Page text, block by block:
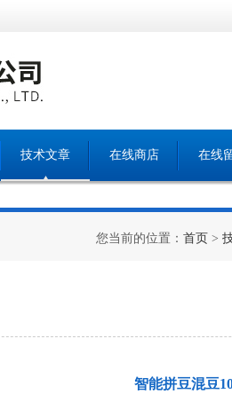
技术文章 在线商店 在线
您当前的位置： 首页 >
智能拼豆混豆